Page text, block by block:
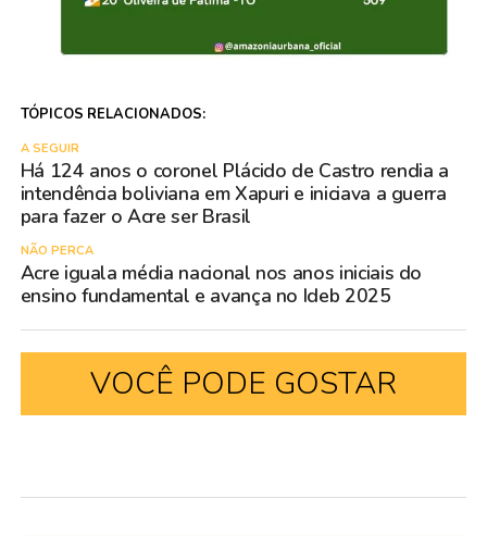
TÓPICOS RELACIONADOS:
A SEGUIR
Há 124 anos o coronel Plácido de Castro rendia a
intendência boliviana em Xapuri e iniciava a guerra
para fazer o Acre ser Brasil
NÃO PERCA
Acre iguala média nacional nos anos iniciais do
ensino fundamental e avança no Ideb 2025
VOCÊ PODE GOSTAR